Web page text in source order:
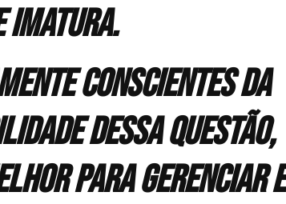
imatura.
conscientes da
dessa questão,
para gerenciar e